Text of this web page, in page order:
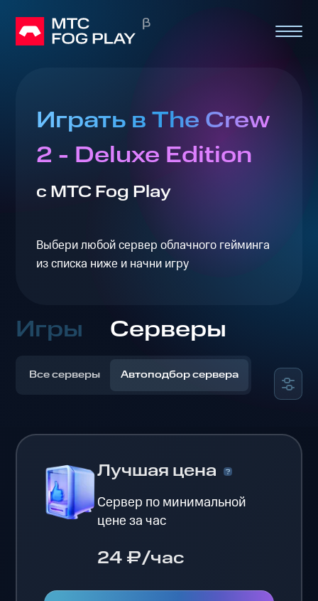
Играть в The Crew
2 - Deluxe Edition
с МТС Fog Play
Выбери любой сервер облачного гейминга
из списка ниже и начни игру
Игры Серверы
Все серверы Автоподбор сервера
Лучшая цена
Сервер по минимальной
цене за час
24 ₽/час